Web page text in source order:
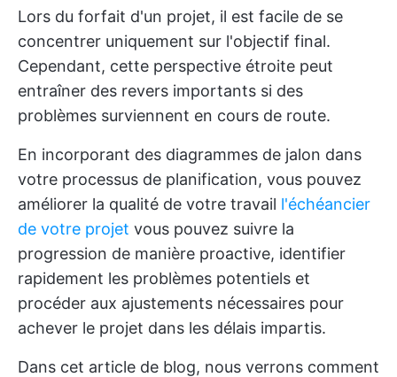
Lors du forfait d'un projet, il est facile de se
concentrer uniquement sur l'objectif final.
Cependant, cette perspective étroite peut
entraîner des revers importants si des
problèmes surviennent en cours de route.
En incorporant des diagrammes de jalon dans
votre processus de planification, vous pouvez
améliorer la qualité de votre travail l'échéancier
de votre projet vous pouvez suivre la
progression de manière proactive, identifier
rapidement les problèmes potentiels et
procéder aux ajustements nécessaires pour
achever le projet dans les délais impartis.
Dans cet article de blog, nous verrons comment